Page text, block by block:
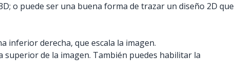
o puede ser una buena forma de trazar un diseño 2D que
inferior derecha, que escala la imagen.
de la imagen. También puedes habilitar la